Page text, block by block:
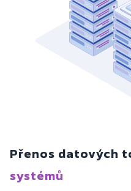
Přenos datových
systémů